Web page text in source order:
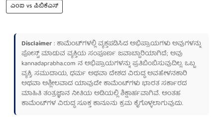
ಎಂಐ vs ಪಿಬಿಕೆಎಸ್
Disclaimer: ಕಾಮೆಂಟ್‌ಗಳಲ್ಲಿ ವ್ಯಕ್ತಪಡಿಸಿದ ಅಭಿಪ್ರಾಯಗಳು ಅವುಗಳನ್ನು
ಪೋಸ್ಟ್ ಮಾಡುವ ವ್ಯಕ್ತಿಯ ಸಂಪೂರ್ಣ ಜವಾಬ್ದಾರಿಯಾಗಿದೆ; ಅವು
kannadaprabha.com ನ ಅಭಿಪ್ರಾಯಗಳನ್ನು ಪ್ರತಿಬಿಂಬಿಸುವುದಿಲ್ಲ. ಒಬ್ಬ
ವ್ಯಕ್ತಿ, ಸಮುದಾಯ, ಧರ್ಮ ಅಥವಾ ದೇಶದ ವಿರುದ್ಧ ಅವಹೇಳನಕಾರಿ
ಅಥವಾ ಅಶ್ಲೀಲವಾದ ಯಾವುದೇ ಕಾಮೆಂಟ್‌ಗಳು ಭಾರತ ಸರ್ಕಾರದ
ಮಾಹಿತಿ ತಂತ್ರಜ್ಞಾನ ನೀತಿಯ ಅಡಿಯಲ್ಲಿ ಶಿಕ್ಷಾರ್ಹವಾಗಿವೆ. ಅಂತಹ
ಕಾಮೆಂಟ್‌ಗಳ ವಿರುದ್ಧ ಸೂಕ್ತ ಕಾನೂನು ಕ್ರಮ ಕೈಗೊಳ್ಳಲಾಗುವುದು.